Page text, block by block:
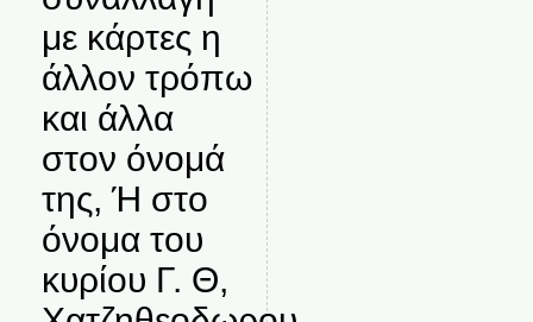
με κάρτες η
άλλον τρόπω
και άλλα
στον όνομά
της, Ή στο
όνομα του
κυρίου Γ. Θ,